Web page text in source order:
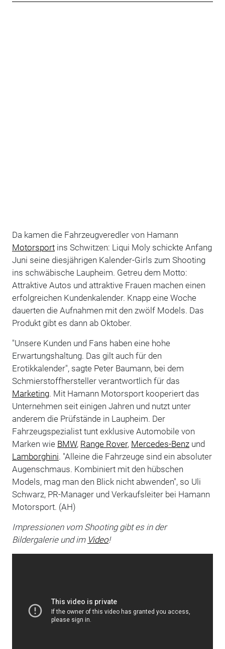
Da kamen die Fahrzeugveredler von Hamann
Motorsportins Schwitzen: Liqui Moly schickte Anfang
Juni seine diesjährigen Kalender-Girls zum Shooting
ins schwäbische Laupheim. Getreu dem Motto:
Attraktive Autos und attraktive Frauen machen einen
erfolgreichen Kundenkalender. Knapp eine Woche
dauerten die Aufnahmen mit den zwölf Models. Das
Produkt gibt es dann ab Oktober.
"Unsere Kunden und Fans haben eine hohe
Erwartungshaltung. Das gilt auch für den
Erotikkalender", sagte Peter Baumann, bei dem
Schmierstoffhersteller verantwortlich für das
Marketing. Mit Hamann Motorsport kooperiert das
Unternehmen seit einigen Jahren und nutzt unter
anderem die Prüfstände in Laupheim. Der
Fahrzeugspezialist tunt exklusive Automobile von
Marken wie BMW, Range Rover, Mercedes-Benzund
Lamborghini. "Alleine die Fahrzeuge sind ein absoluter
Augenschmaus. Kombiniert mit den hübschen
Models, mag man den Blick nicht abwenden", so Uli
Schwarz, PR-Manager und Verkaufsleiter bei Hamann
Motorsport. (AH)
Impressionen vom Shooting gibt es in der
Bildergalerie und im Video!